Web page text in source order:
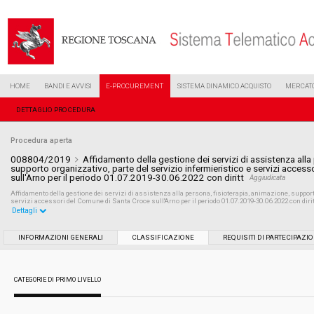
HOME BANDI E AVVISI E-PROCUREMENT SISTEMA DINAMICO ACQUISTO
DETTAGLIO PROCEDURA
Procedura aperta
008804/2019
Affidamento della gestione dei servizi di assistenza
supporto organizzativo, parte del servizio infermieristico e servizi
sull'Arno per il periodo 01.07.2019-30.06.2022 con diritt
Aggiudicata
Affidamento della gestione dei servizi di assistenza alla persona, fisioterapia, animazione,
servizi accessori del Comune di Santa Croce sull'Arno per il periodo 01.07.2019-30.06.2022 con
Data pubblicazione: 23/04/2019 18:03
Dettagli
INFORMAZIONI GENERALI CLASSIFICAZIONE REQUISITI DI
CATEGORIE DI PRIMO LIVELLO